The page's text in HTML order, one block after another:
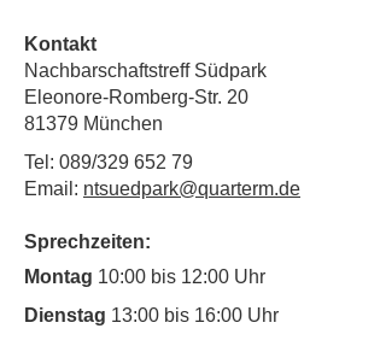
Kontakt
Nachbarschaftstreff Südpark
Eleonore-Romberg-Str. 20
81379 München
Tel: 089/329 652 79
Email: ntsuedpark@quarterm.de
Sprechzeiten:
Montag 10:00 bis 12:00 Uhr
Dienstag 13:00 bis 16:00 Uhr